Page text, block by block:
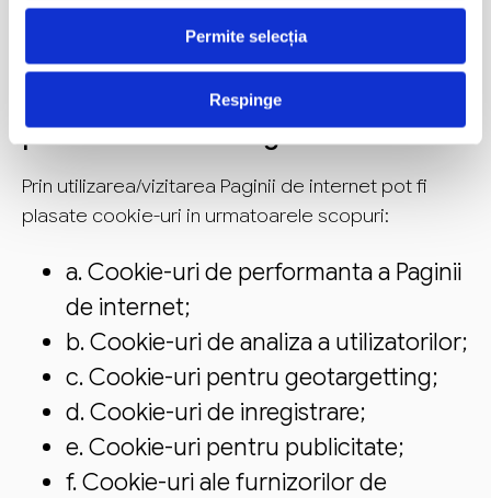
Permite selecția
Respinge
5. Modul de utilizare a cookie-urilor
prin intermediul Paginii de internet:
Prin utilizarea/vizitarea Paginii de internet pot fi
plasate cookie-uri in urmatoarele scopuri:
a. Cookie-uri de performanta a Paginii
de internet;
b. Cookie-uri de analiza a utilizatorilor;
c. Cookie-uri pentru geotargetting;
d. Cookie-uri de inregistrare;
e. Cookie-uri pentru publicitate;
f. Cookie-uri ale furnizorilor de